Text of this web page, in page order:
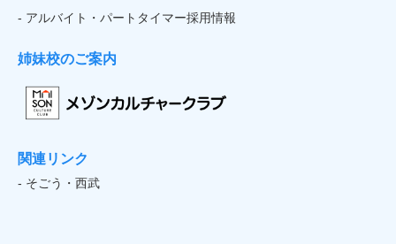
- アルバイト・パートタイマー採用情報
姉妹校のご案内
関連リンク
- そごう・西武